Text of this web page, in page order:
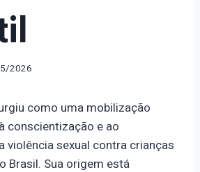
2026
como uma mobilização
conscientização e ao
violência sexual contra crianças
Brasil. Sua origem está